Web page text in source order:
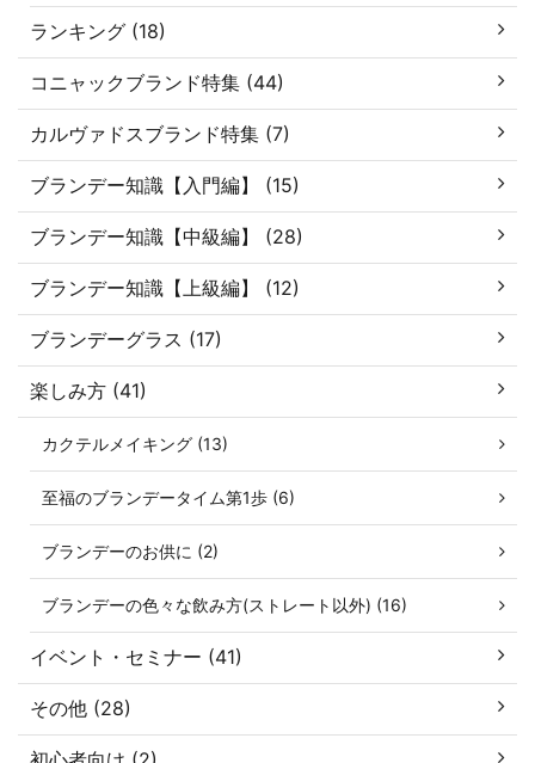
ランキング (18)
コニャックブランド特集 (44)
カルヴァドスブランド特集 (7)
ブランデー知識【入門編】 (15)
ブランデー知識【中級編】 (28)
ブランデー知識【上級編】 (12)
ブランデーグラス (17)
楽しみ方 (41)
カクテルメイキング (13)
至福のブランデータイム第1歩 (6)
ブランデーのお供に (2)
ブランデーの色々な飲み方(ストレート以外) (16)
イベント・セミナー (41)
その他 (28)